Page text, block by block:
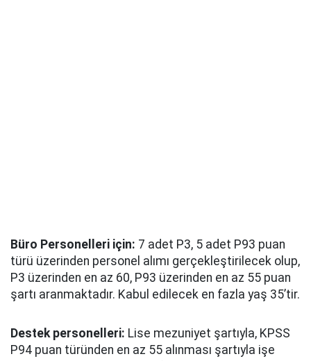
Büro Personelleri için: 7 adet P3, 5 adet P93 puan
türü üzerinden personel alımı gerçekleştirilecek olup,
P3 üzerinden en az 60, P93 üzerinden en az 55 puan
şartı aranmaktadır. Kabul edilecek en fazla yaş 35’tir.
Destek personelleri: Lise mezuniyet şartıyla, KPSS
P94 puan türünden en az 55 alınması şartıyla işe